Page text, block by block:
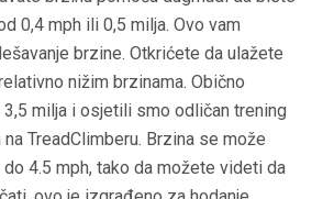
0,4 mph ili 0,5 milja. Ovo vam
brzine. Otkrićete da ulažete
nižim brzinama. Obično
milja i osjetili smo odličan trening
TreadClimberu. Brzina se može
4.5 mph, tako da možete videti da